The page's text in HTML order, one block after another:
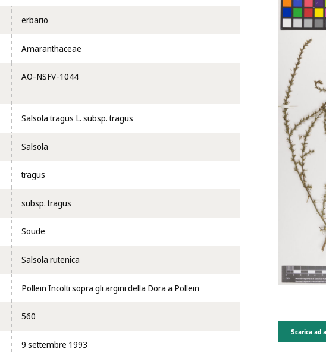
erbario
Amaranthaceae
AO-NSFV-1044
Salsola tragus L. subsp. tragus
Salsola
tragus
subsp. tragus
Soude
Salsola rutenica
Pollein Incolti sopra gli argini della Dora a Pollein
560
9 settembre 1993
Scarica ad